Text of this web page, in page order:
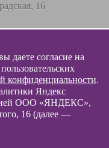
16
ООО «
даете согласие на
конфиденциальности.
Яндекс
ООО «ЯНДЕКС»,
16 (далее —